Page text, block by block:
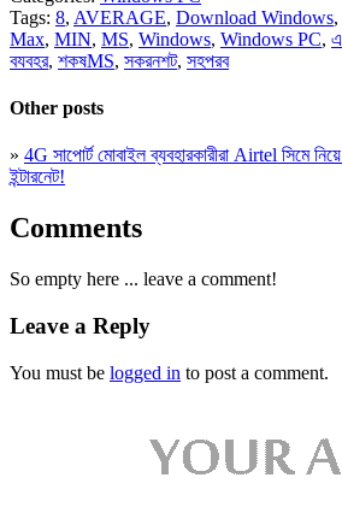
Tags: 8, AVERAGE, Download Windows,
Max, MIN, MS, Windows, Windows PC, এ
বযবহর, শকষMS, সকরনশট, সহপরব
Other posts
» 4G সাপোর্ট মোবাইল ব্যবহারকারীরা Airtel সিমে
ইন্টারনেট!
Comments
So empty here ... leave a comment!
Leave a Reply
You must be logged in to post a comment.